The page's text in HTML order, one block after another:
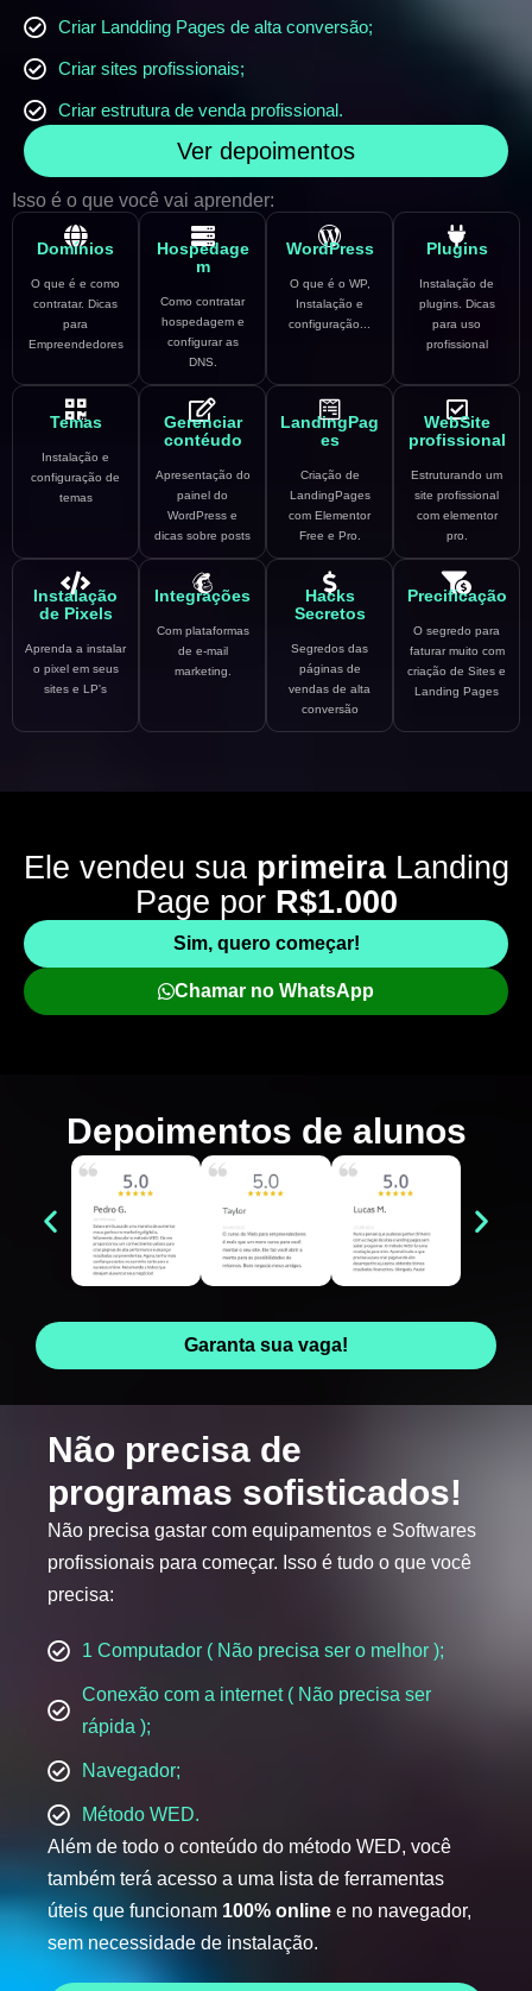
Criar Landding Pages de alta conversão;
Criar sites profissionais;
Criar estrutura de venda profissional.
Ver depoimentos
Isso é o que você vai aprender:
Domínios
O que é e como
contratar. Dicas
para
Empreendedores
Hospedage
m
Como contratar
hospedagem e
configurar as
DNS.
WordPress
O que é o WP,
Instalação e
configuração...
Plugins
Instalação de
plugins. Dicas
para uso
profissional
Temas
Instalação e
configuração de
temas
Gerenciar
contéudo
Apresentação do
painel do
WordPress e
dicas sobre posts
LandingPag
es
Criação de
LandingPages
com Elementor
Free e Pro.
WebSite
profissional
Estruturando um
site profissional
com elementor
pro.
Instalação
de Pixels
Aprenda a instalar
o pixel em seus
sites e LP's
Integrações
Com plataformas
de e-mail
marketing.
Hacks
Secretos
Segredos das
páginas de
vendas de alta
conversão
Precificação
O segredo para
faturar muito com
criação de Sites e
Landing Pages
Ele vendeu sua primeira Landing
Page por R$1.000
Sim, quero começar!
Chamar no WhatsApp
Depoimentos de alunos
Garanta sua vaga!
Não precisa de
programas sofisticados!
Não precisa gastar com equipamentos e Softwares
profissionais para começar. Isso é tudo o que você
precisa:
1 Computador ( Não precisa ser o melhor );
Conexão com a internet ( Não precisa ser
rápida );
Navegador;
Método WED.
Além de todo o conteúdo do método WED, você
também terá acesso a uma lista de ferramentas
úteis que funcionam 100% online e no navegador,
sem necessidade de instalação.